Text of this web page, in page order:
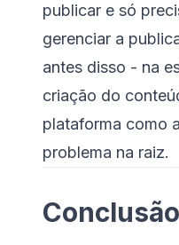
publicar e só
gerenciar a
antes disso - na
criação do
plataforma como
problema na raiz.
Conclusão